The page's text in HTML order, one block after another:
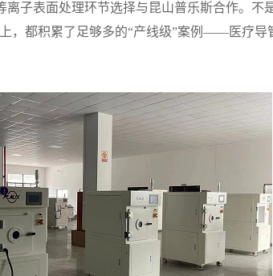
子表面处理环节选择与昆山普乐斯合作。不
，都积累了足够多的“产线级”案例——医疗导